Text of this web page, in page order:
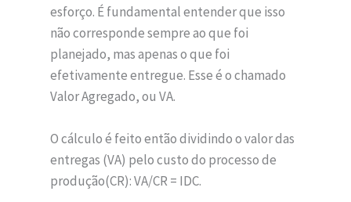
esforço. É fundamental entender que isso
não corresponde sempre ao que foi
planejado, mas apenas o que foi
efetivamente entregue. Esse é o chamado
Valor Agregado, ou VA.
O cálculo é feito então dividindo o valor das
entregas (VA) pelo custo do processo de
produção(CR): VA/CR = IDC.